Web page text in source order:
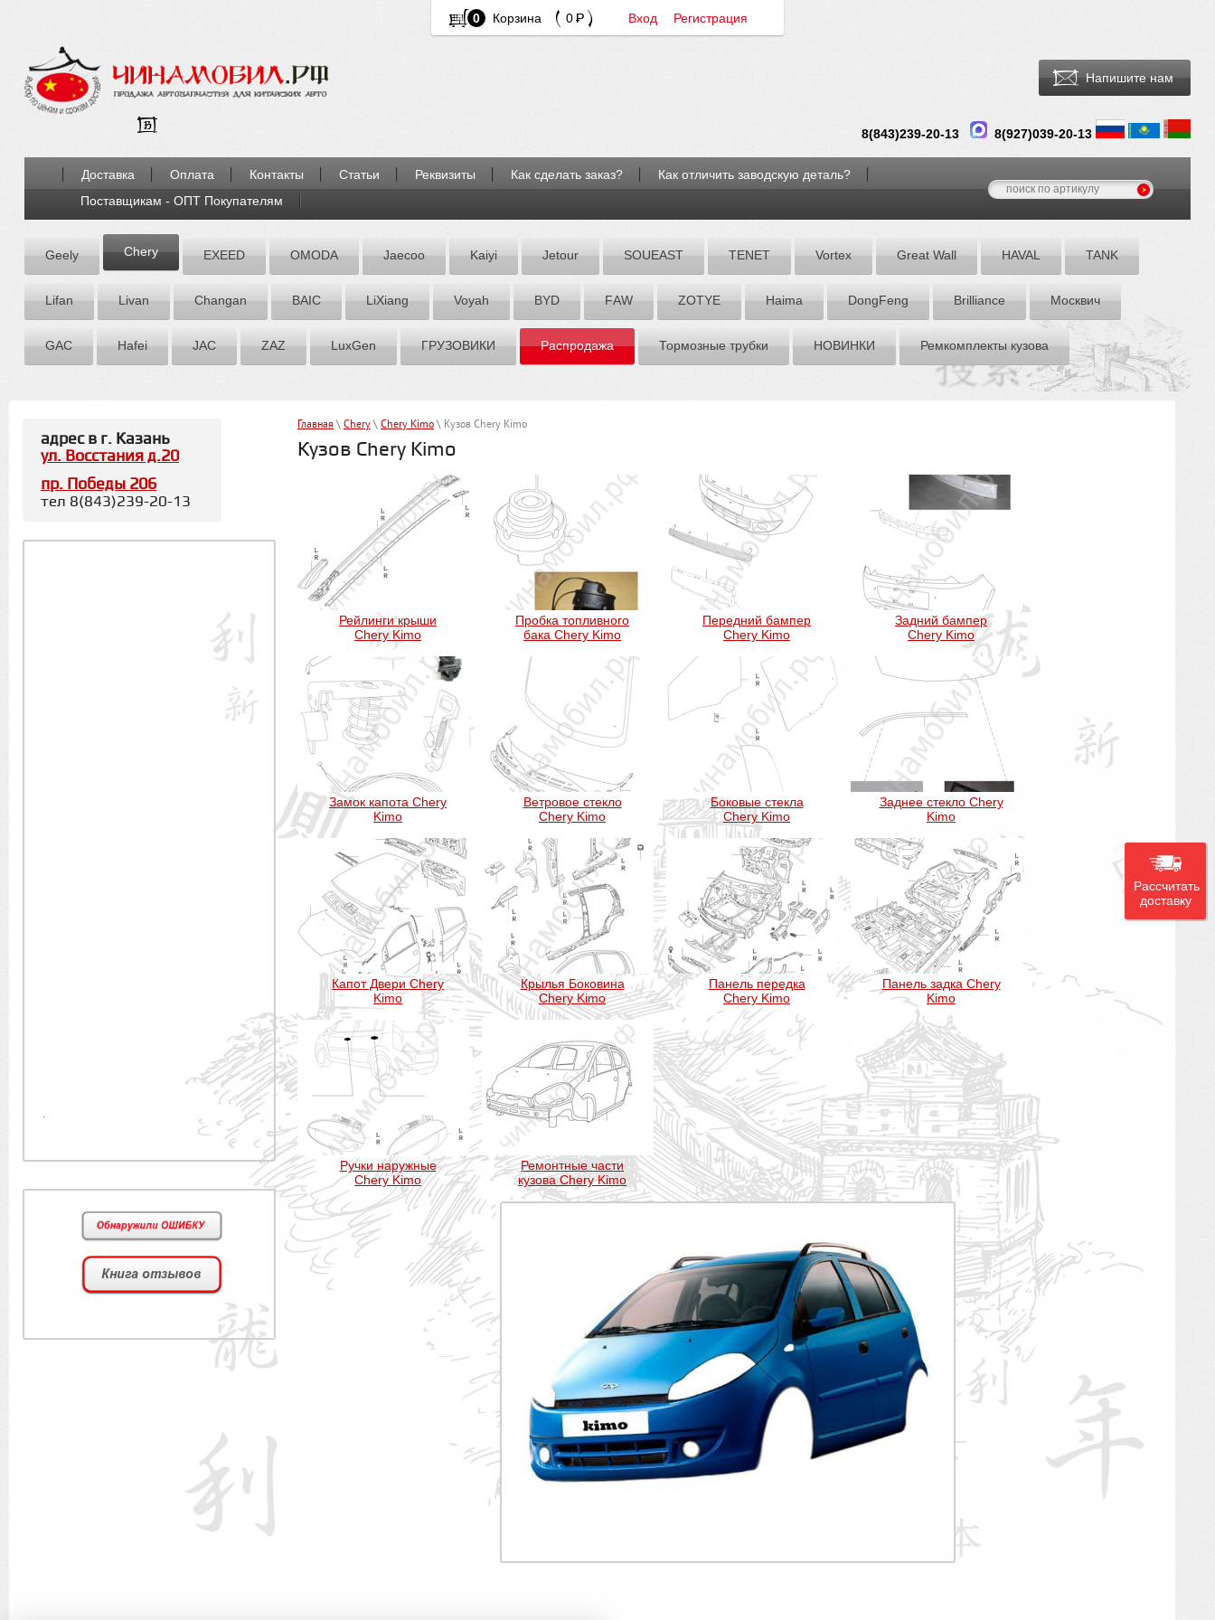
0 Корзина 0 Вход Регистрация
Напишите нам
8(843)239-20-13 8(927)039-20-13
Доставка Оплата Контакты Статьи Реквизиты Как сделать заказ?
Как отличить заводскую деталь?
Поставщикам - ОПТ Покупателям
Geely Chery EXEED OMODA Jaecoo Kaiyi Jetour SOUEAST TENET Vortex Great Wall HAVAL TANK
Lifan Livan Chаngаn BAIC LiXiang Voyah BYD FАW ZOTYE Hаimа DоngFeng Brilliance Москвич
GAC Hafei JAC ZАZ LuxGen ГРУЗОВИКИ Распродажа Тормозные трубки НОВИНКИ Ремкомплекты кузова
Главная \ Chery \ Chery Kimo \ Кузов Chery Kimo
Кузов Chery Kimo
Рейлинги крыши
Chery Kimo
Пробка топливного
бака Chery Kimo
Передний бампер
Chery Kimo
Задний бампер
Chery Kimo
Замок капота Chery
Kimo
Ветровое стекло
Chery Kimo
Боковые стекла
Chery Kimo
Заднее стекло Chery
Kimo
Капот Двери Chery
Kimo
Крылья Боковина
Chery Kimo
Панель передка
Chery Kimo
Панель задка Chery
Kimo
Ручки наружные
Chery Kimo
Ремонтные части
кузова Chery Kimo
адрес в г. Казань
ул. Восстания д.20
пр. Победы 206
тел 8(843)239-20-13
.
Рассчитать
доставку